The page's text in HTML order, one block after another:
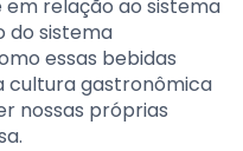
relação ao sistema
do sistema
essas bebidas
cultura gastronômica
nossas próprias